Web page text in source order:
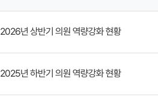
2026년 상반기 의원 역량강화 현황
2025년 하반기 의원 역량강화 현황